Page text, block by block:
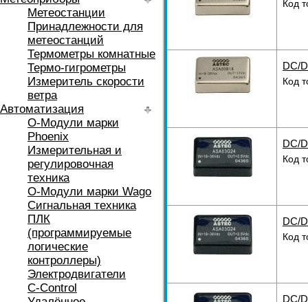
Метеостанции
Принадлежности для
метеостанций
Термометры комнатные
Термо-гигрометры
Измеритель скорости
ветра
Автоматизация
O-Модули марки
Phoenix
Измерительная и
регулировочная
техника
O-Модули марки Wago
Сигнальная техника
ПЛК
(программируемые
логические
контроллеры)
Электродвигатели
C-Control
Код
DC/
Код
DC/
Код
DC/
Код
DC/